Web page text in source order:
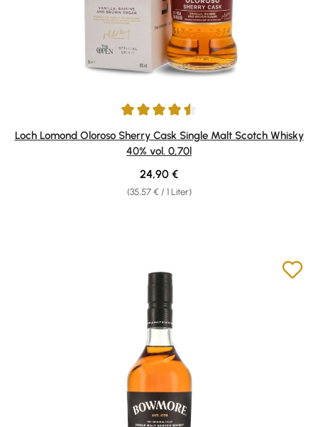
Durchschnittliche Bewertung von 4.5 von 5 Sternen
Loch Lomond Oloroso Sherry Cask Single Malt Scotch Whisky
40% vol. 0,70l
(35,57 € / 1 Liter)
Regulärer Preis:
24,90 €